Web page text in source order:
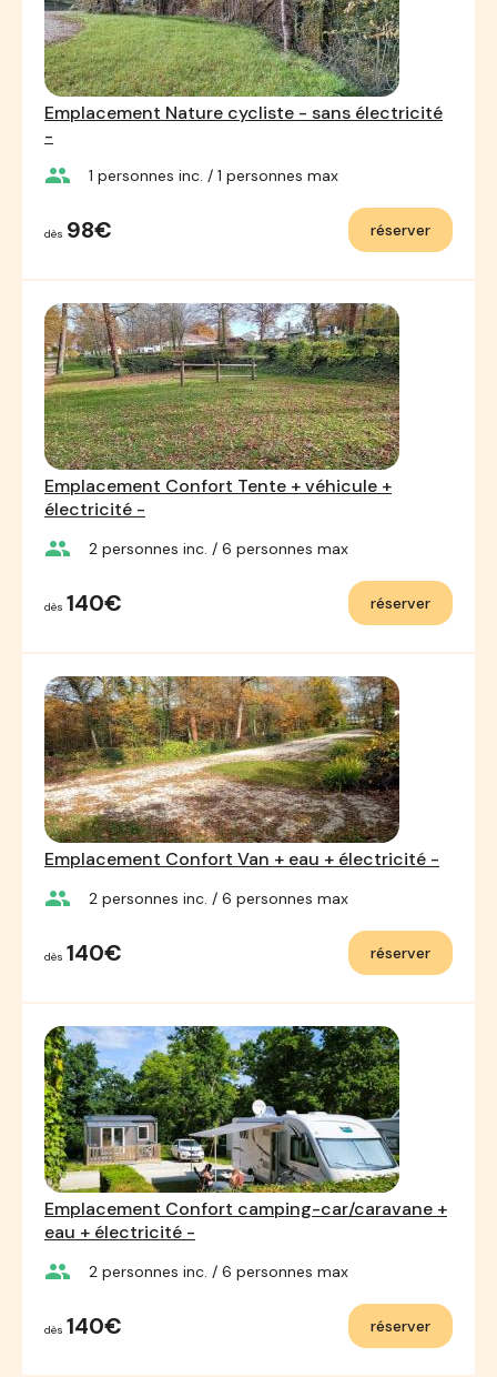
Emplacement Nature cycliste - sans électricité
-
group 1 personnes inc. / 1 personnes max
dès 98€ réserver
Emplacement Confort Tente + véhicule +
électricité -
group 2 personnes inc. / 6 personnes max
dès 140€ réserver
Emplacement Confort Van + eau + électricité -
group 2 personnes inc. / 6 personnes max
dès 140€ réserver
Emplacement Confort camping-car/caravane +
eau + électricité -
group 2 personnes inc. / 6 personnes max
dès 140€ réserver